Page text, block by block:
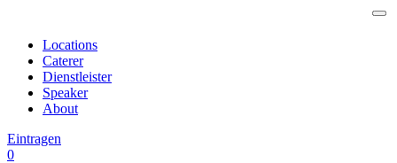
Locations
Caterer
Dienstleister
Speaker
About
Eintragen
0